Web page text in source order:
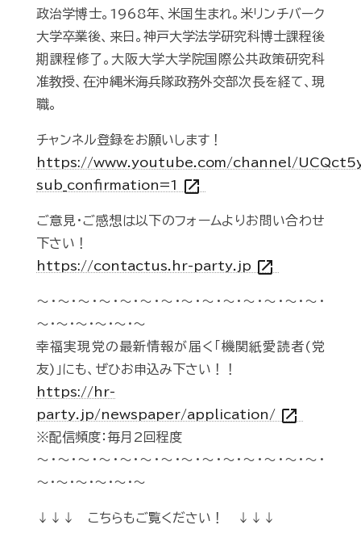
政治学博士。1968年、米国生まれ。米リンチバーク
大学卒業後、来日。神戸大学法学研究科博士課程後
期課程修了。大阪大学大学院国際公共政策研究科
准教授、在沖縄米海兵隊政務外交部次長を経て、現
職。
チャンネル登録をお願いします！
https://www.youtube.com/channel/
sub_confirmation=1 open_in_new
ご意見・ご感想は以下のフォームよりお問い合わせ
下さい！
https://contactus.hr-party.jp open_in_new
～・～・～・～・～・～・～・～・～・～・～・～・～・～・
～・～・～・～・～・～
幸福実現党の最新情報が届く「機関紙愛読者(党
友)」にも、ぜひお申込み下さい！！
https://hr-
party.jp/newspaper/application/ open_in_new
※配信頻度：毎月2回程度
～・～・～・～・～・～・～・～・～・～・～・～・～・～・
～・～・～・～・～・～
↓↓↓ こちらもご覧ください！ ↓↓↓